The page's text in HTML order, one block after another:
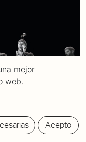
mejor
web.
Acepto